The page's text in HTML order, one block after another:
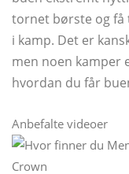
tornet børste og få
i kamp. Det er
men noen kamper
hvordan du får
Anbefalte videoer